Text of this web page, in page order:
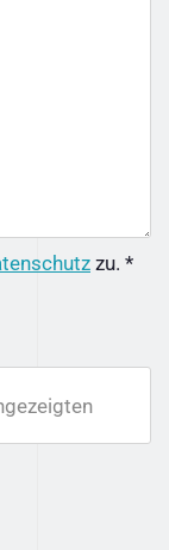
zu. *